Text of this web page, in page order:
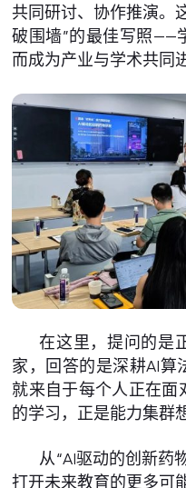
共同研讨、协作推演。
破围墙”的最佳写照——
而成为产业与学术共同
在这里，提问的是
家，回答的是深耕AI算
就来自于每个人正在面
的学习，正是能力集群
从“AI驱动的创新药
打开未来教育的更多可